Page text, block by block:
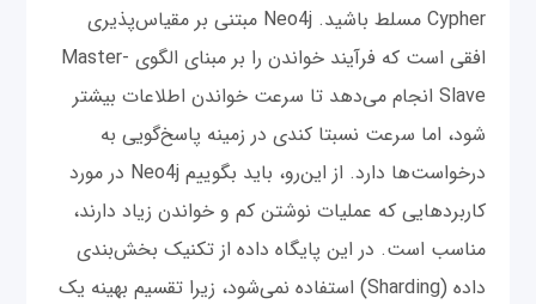
Cypher مسلط باشید. Neo4j مبتنی بر مقیاس‌پذیری
افقی است که فرآیند خواندن را بر مبنای الگوی Master-
Slave انجام می‌دهد تا سرعت خواندن اطلاعات بیشتر
شود، اما سرعت نسبتا کندی در زمینه پاسخ‌گویی به
درخواست‌ها دارد. از این‌رو، باید بگوییم Neo4j در مورد
کاربردهایی که عملیات نوشتن کم و خواندن زیاد دارند،
مناسب است. در این پایگاه داده از تکنیک بخش‌بندی
داده (Sharding) استفاده نمی‌شود، زیرا تقسیم بهینه یک